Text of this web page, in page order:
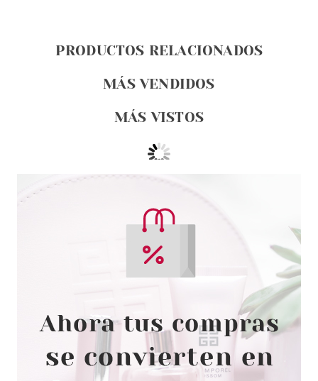
PRODUCTOS RELACIONADOS
MÁS VENDIDOS
MÁS VISTOS
CHRISTIAN DIOR
CHRISTIAN DIOR DIORIFIC
BARRA LABIOS 540 MAGIQUE
3.5 G
Pvr 37.00€
desde